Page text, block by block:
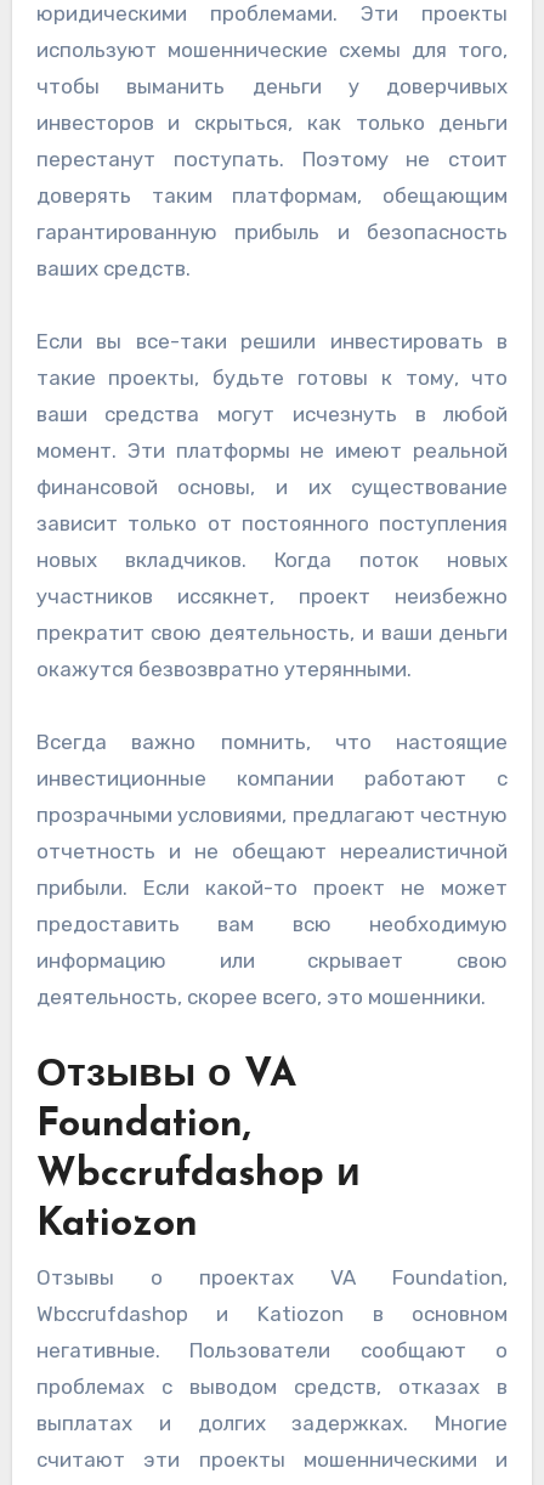
юридическими проблемами. Эти проекты
используют мошеннические схемы для того,
чтобы выманить деньги у доверчивых
инвесторов и скрыться, как только деньги
перестанут поступать. Поэтому не стоит
доверять таким платформам, обещающим
гарантированную прибыль и безопасность
ваших средств.
Если вы все-таки решили инвестировать в
такие проекты, будьте готовы к тому, что
ваши средства могут исчезнуть в любой
момент. Эти платформы не имеют реальной
финансовой основы, и их существование
зависит только от постоянного поступления
новых вкладчиков. Когда поток новых
участников иссякнет, проект неизбежно
прекратит свою деятельность, и ваши деньги
окажутся безвозвратно утерянными.
Всегда важно помнить, что настоящие
инвестиционные компании работают с
прозрачными условиями, предлагают честную
отчетность и не обещают нереалистичной
прибыли. Если какой-то проект не может
предоставить вам всю необходимую
информацию или скрывает свою
деятельность, скорее всего, это мошенники.
Отзывы о VA
Foundation,
Wbccrufdashop и
Katiozon
Отзывы о проектах VA Foundation,
Wbccrufdashop и Katiozon в основном
негативные. Пользователи сообщают о
проблемах с выводом средств, отказах в
выплатах и долгих задержках. Многие
считают эти проекты мошенническими и